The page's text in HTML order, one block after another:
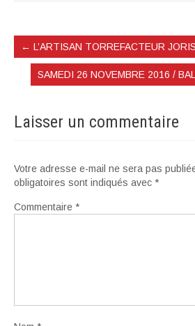
← L’ARTISAN TORREFACTEUR
SAMEDI 26 NOVEMBRE 2016 /
Laisser un commentaire
Votre adresse e-mail ne sera pas
obligatoires sont indiqués avec *
Commentaire *